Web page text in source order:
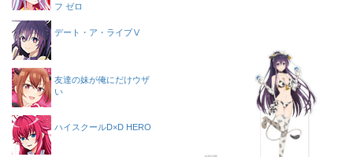
フ ゼロ
デート・ア・ライブⅤ
友達の妹が俺にだけウザ
い
ハイスクールD×D HERO